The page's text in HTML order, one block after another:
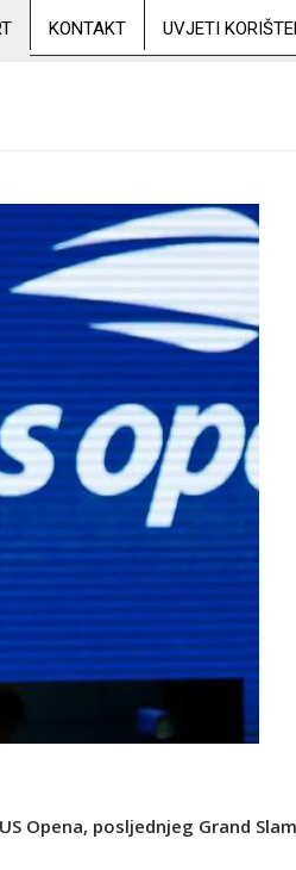
KONTAKT UVJETI
Opena, posljednjeg Grand